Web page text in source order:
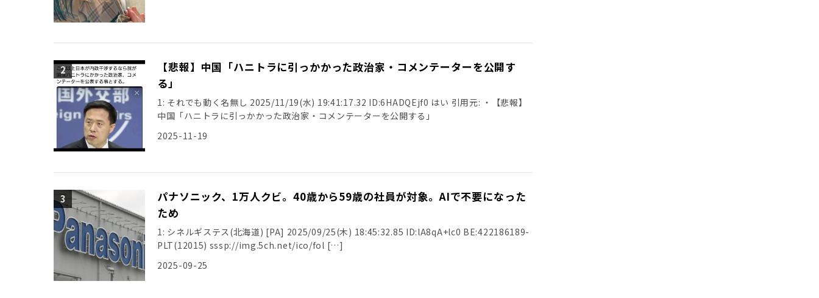
【悲報】中国「ハニトラに引っかかった政治家・コメンテーターを公開す
る」
1: それでも動く名無し 2025/11/19(水) 19:41:17.32 ID:6HADQEjf0 はい 引用元: ・【悲報】
中国「ハニトラに引っかかった政治家・コメンテーターを公開する」
2025-11-19
パナソニック、1万人クビ。40歳から59歳の社員が対象。AIで不要になった
ため
1: シネルギステス(北海道) [PA] 2025/09/25(木) 18:45:32.85 ID:lA8qA+lc0 BE:422186189-
PLT(12015) sssp://img.5ch.net/ico/fol […]
2025-09-25